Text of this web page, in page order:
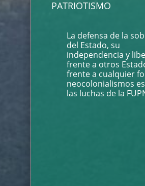
PATRIOTISMO
La defensa de la
del Estado, su
independencia y
frente a otros
frente a cualquier
neocolonialismos
las luchas de la